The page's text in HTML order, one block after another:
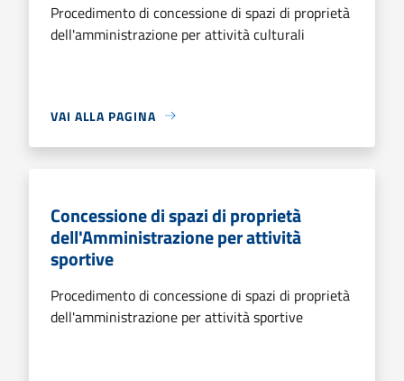
Procedimento di concessione di spazi di proprietà
dell'amministrazione per attività culturali
VAI ALLA PAGINA
Concessione di spazi di proprietà
dell'Amministrazione per attività
sportive
Procedimento di concessione di spazi di proprietà
dell'amministrazione per attività sportive